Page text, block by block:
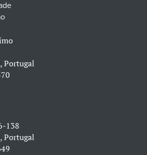
Portugal
138
Portugal